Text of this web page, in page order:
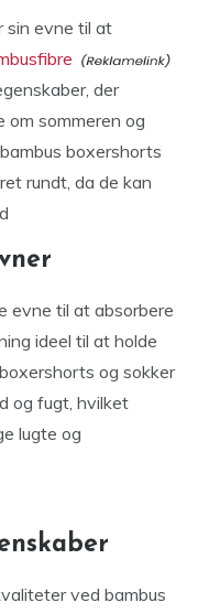
sin evne til at
der
om sommeren og
boxershorts
rundt, da de kan
evne til at absorbere
ideel til at holde
og sokker
og fugt, hvilket
lugte og
ved bambus